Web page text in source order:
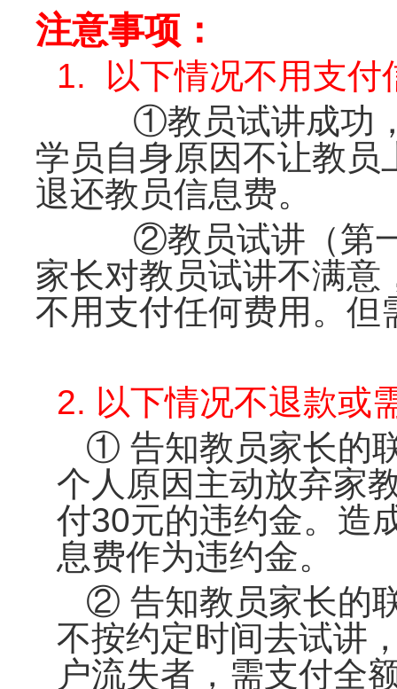
注意事项：
1. 以下情况不用支付
①教员试讲成功
学员自身原因不让教员
退还教员信息费。
②教员试讲（第一
家长对教员试讲不满
不用支付任何费用。但
2. 以下情况不退款或
① 告知教员家长的
个人原因主动放弃家
付30元的违约金。造
息费作为违约金。
② 告知教员家长的
不按约定时间去试讲
户流失者，需支付全